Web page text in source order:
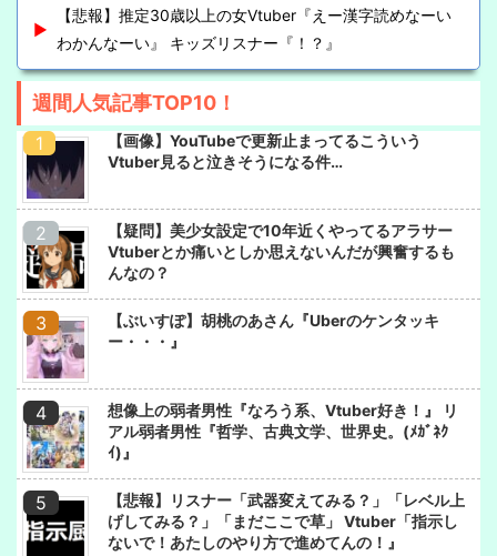
【悲報】推定30歳以上の女Vtuber『えー漢字読めなーい
わかんなーい』 キッズリスナー『！？』
週間人気記事TOP10！
【画像】YouTubeで更新止まってるこういう
Vtuber見ると泣きそうになる件…
【疑問】美少女設定で10年近くやってるアラサー
Vtuberとか痛いとしか思えないんだが興奮するも
んなの？
【ぶいすぽ】胡桃のあさん『Uberのケンタッキ
ー・・・』
想像上の弱者男性『なろう系、Vtuber好き！』 リ
アル弱者男性『哲学、古典文学、世界史。(ﾒｶﾞﾈｸ
ｲ)』
【悲報】リスナー「武器変えてみる？」「レベル上
げしてみる？」「まだここで草」 Vtuber「指示し
ないで！あたしのやり方で進めてんの！』